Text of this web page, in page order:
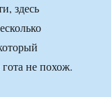
здесь
не похож.